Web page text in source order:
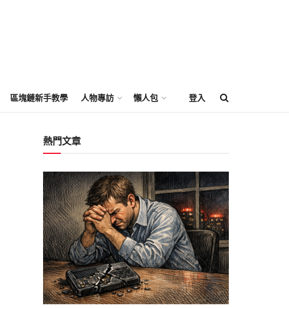
區塊鏈新手教學 人物專訪 懶人包 登入
熱門文章